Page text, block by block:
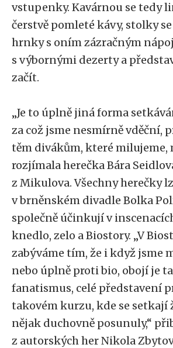
vstupenky. Kavárnou se tedy
čerstvě pomleté kávy, stolky
hrnky s oním zázračným
s výbornými dezerty a
začít.
„Je to úplně jiná forma
za což jsme nesmírně vděční,
těm divákům, které milujeme,
rozjímala herečka Bára
z Mikulova. Všechny herečky
v brněnském divadle Bolka
společně účinkují v
knedlo, zelo a Biostory. „V
zabýváme tím, že i když jsme
nebo úplně proti bio, obojí je
fanatismus, celé představení
takovém kurzu, kde se setkají
nějak duchovně posunuly,“
z autorských her Nikola